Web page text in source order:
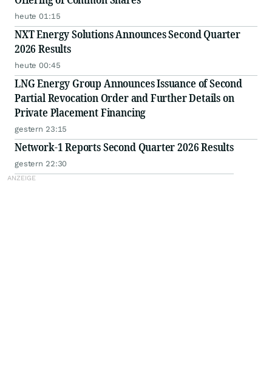
heute 01:15
NXT Energy Solutions Announces Second Quarter
2026 Results
heute 00:45
LNG Energy Group Announces Issuance of Second
Partial Revocation Order and Further Details on
Private Placement Financing
gestern 23:15
Network-1 Reports Second Quarter 2026 Results
gestern 22:30